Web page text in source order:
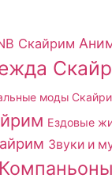
Скайрим
моды
Ездовые
Звуки и